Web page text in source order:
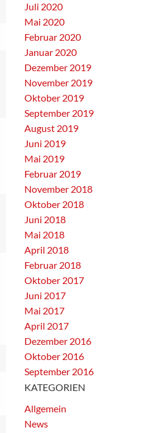
Juli 2020
Mai 2020
Februar 2020
Januar 2020
Dezember 2019
November 2019
Oktober 2019
September 2019
August 2019
Juni 2019
Mai 2019
Februar 2019
November 2018
Oktober 2018
Juni 2018
Mai 2018
April 2018
Februar 2018
Oktober 2017
Juni 2017
Mai 2017
April 2017
Dezember 2016
Oktober 2016
September 2016
KATEGORIEN
Allgemein
News